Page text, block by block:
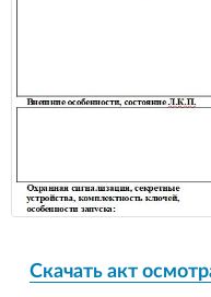
Скачать акт